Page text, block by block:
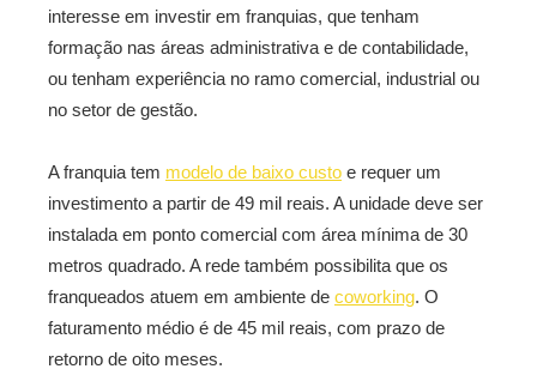
interesse em investir em franquias, que tenham
formação nas áreas administrativa e de contabilidade,
ou tenham experiência no ramo comercial, industrial ou
no setor de gestão.
A franquia tem modelo de baixo custo e requer um
investimento a partir de 49 mil reais. A unidade deve ser
instalada em ponto comercial com área mínima de 30
metros quadrado. A rede também possibilita que os
franqueados atuem em ambiente de coworking. O
faturamento médio é de 45 mil reais, com prazo de
retorno de oito meses.